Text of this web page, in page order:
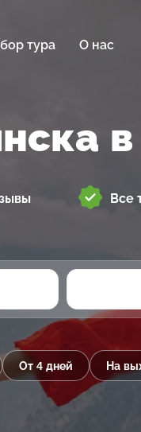
тура О нас
Все
От 4 дней На